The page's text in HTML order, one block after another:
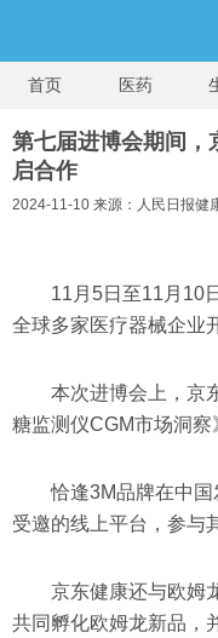
首页 医药
第七届进博会期间，
启合作
2024-11-10 来源：人民日报健
11月5日至11月10
全球多家医疗器械企业
本次进博会上，京
糖监测仪CGM市场洞察
恰逢3M品牌在中
受邀的线上平台，参与
京东健康还与欧姆
共同孵化欧姆龙新品，